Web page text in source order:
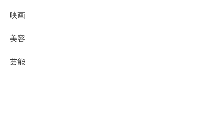
映画
美容
芸能